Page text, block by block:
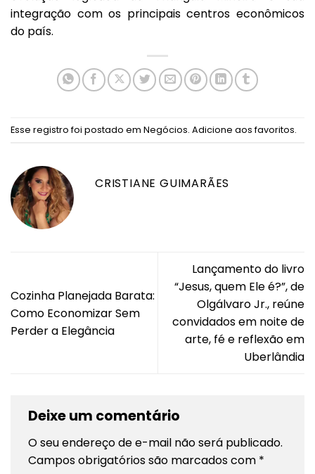
integração com os principais centros econômicos
do país.
Esse registro foi postado em Negócios Adicione aos favoritos
CRISTIANE GUIMARÃES
Cozinha Planejada Barata:
Como Economizar Sem
Perder a Elegância
Lançamento do livro
“Jesus, quem Ele é?”, de
Olgálvaro Jr., reúne
convidados em noite de
arte, fé e reflexão em
Uberlândia
Deixe um comentário
O seu endereço de e-mail não será publicado.
Campos obrigatórios são marcados com *